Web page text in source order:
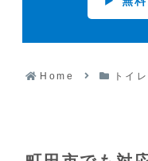
Home トイ